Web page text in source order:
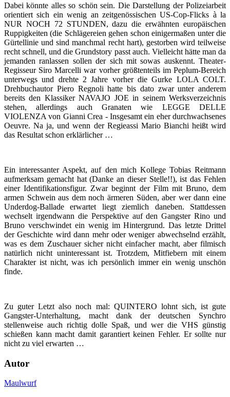
Dabei könnte alles so schön sein. Die Darstellung der Polizeiarbeit
orientiert sich ein wenig an zeitgenössischen US-Cop-Flicks à la
NUR NOCH 72 STUNDEN, dazu die erwähnten europäischen
Ruppigkeiten (die Schlägereien gehen schon einigermaßen unter die
Gürtellinie und sind manchmal recht hart), gestorben wird teilweise
recht schnell, und die Grundstory passt auch. Vielleicht hätte man da
jemanden ranlassen sollen der sich mit sowas auskennt. Theater-
Regisseur Siro Marcelli war vorher größtenteils im Peplum-Bereich
unterwegs und drehte 2 Jahre vorher die Gurke LOLA COLT.
Drehbuchautor Piero Regnoli hatte bis dato zwar unter anderem
bereits den Klassiker NAVAJO JOE in seinem Werksverzeichnis
stehen, allerdings auch Granaten wie LEGGE DELLE
VIOLENZA von Gianni Crea - Insgesamt ein eher durchwachsenes
Oeuvre. Na ja, und wenn der Regieassi Mario Bianchi heißt wird
das Resultat schon erklärlicher …
Ein interessanter Aspekt, auf den mich Kollege Tobias Reitmann
aufmerksam gemacht hat (Danke an dieser Stelle!!), ist das Fehlen
einer Identifikationsfigur. Zwar beginnt der Film mit Bruno, dem
armen Schwein aus dem noch ärmeren Süden, aber wer dann eine
Underdog-Ballade erwartet liegt ziemlich daneben. Stattdessen
wechselt irgendwann die Perspektive auf den Gangster Rino und
Bruno verschwindet ein wenig im Hintergrund. Das letzte Drittel
der Geschichte wird dann mehr oder weniger abwechselnd erzählt,
was es dem Zuschauer sicher nicht einfacher macht, aber filmisch
natürlich nicht uninteressant ist. Trotzdem, Mitfiebern mit einem
Charakter ist nicht, was ich persönlich immer ein wenig unschön
finde.
Zu guter Letzt also noch mal: QUINTERO lohnt sich, ist gute
Gangster-Unterhaltung, macht dank der deutschen Synchro
stellenweise auch richtig dolle Spaß, und wer die VHS günstig
schießen kann macht damit garantiert keinen Fehler. Er sollte nur
nicht zu viel erwarten …
Autor
Maulwurf